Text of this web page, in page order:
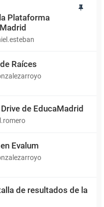
Plataforma
Raíces
de EducaMadrid
Evalum
de resultados de la